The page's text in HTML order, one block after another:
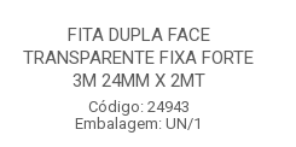
FITA DUPLA FACE
TRANSPARENTE FIXA FORTE
3M 24MM X 2MT
Código: 24943
Embalagem: UN/1